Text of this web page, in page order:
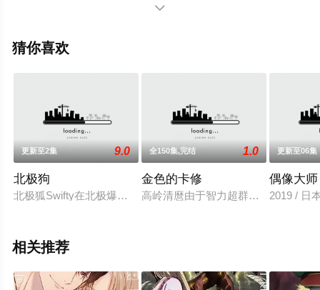
濑彩夏,田所梓,和久井优,子安武人,浅野真弓,大桥贤一郎,猪
臣,水内清光,后藤邑子,土门仁,福山润,金子诚,高坂笃志,大塚

猜你喜欢
更新至2集 9.0
北极狗
北极狐Swifty在北极爆裂运输公司的收发室工作，却梦想着加
全150集,完结 1.0
金色的卡修
高岭清麿由于智力超群而被中学的同
更新至06集
偶像大
2019 / 日
相关推荐